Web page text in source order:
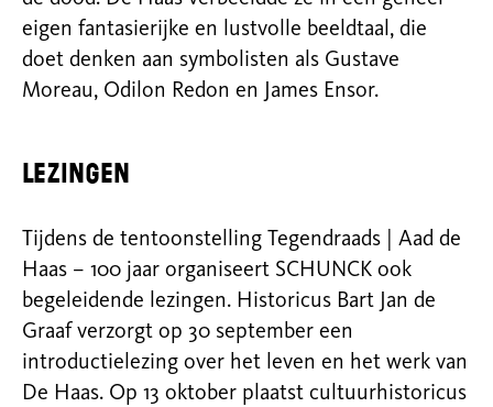
eigen fantasierijke en lustvolle beeldtaal, die
doet denken aan symbolisten als Gustave
Moreau, Odilon Redon en James Ensor.
Lezingen
Tijdens de tentoonstelling Tegendraads | Aad de
Haas – 100 jaar organiseert SCHUNCK ook
begeleidende lezingen. Historicus Bart Jan de
Graaf verzorgt op 30 september een
introductielezing over het leven en het werk van
De Haas. Op 13 oktober plaatst cultuurhistoricus